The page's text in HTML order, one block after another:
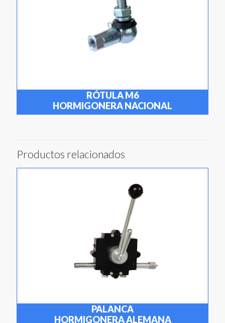
RÓTULA M6
HORMIGONERA NACIONAL
Productos relacionados
PALANCA
HORMIGONERA ALEMANA